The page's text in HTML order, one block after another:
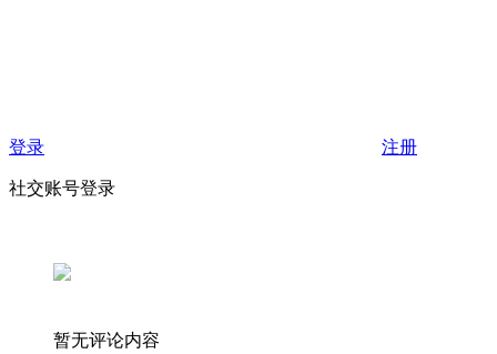
登录 注册
社交账号登录
暂无评论内容